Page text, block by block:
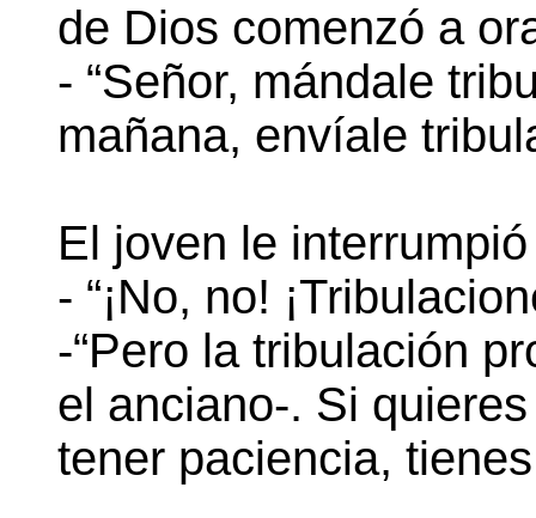
de Dios comenzó a
- “Señor, mándale
mañana, envíale
El joven le
- “¡No, no!
-“Pero la tribulación
el anciano-. Si quieres
tener paciencia,